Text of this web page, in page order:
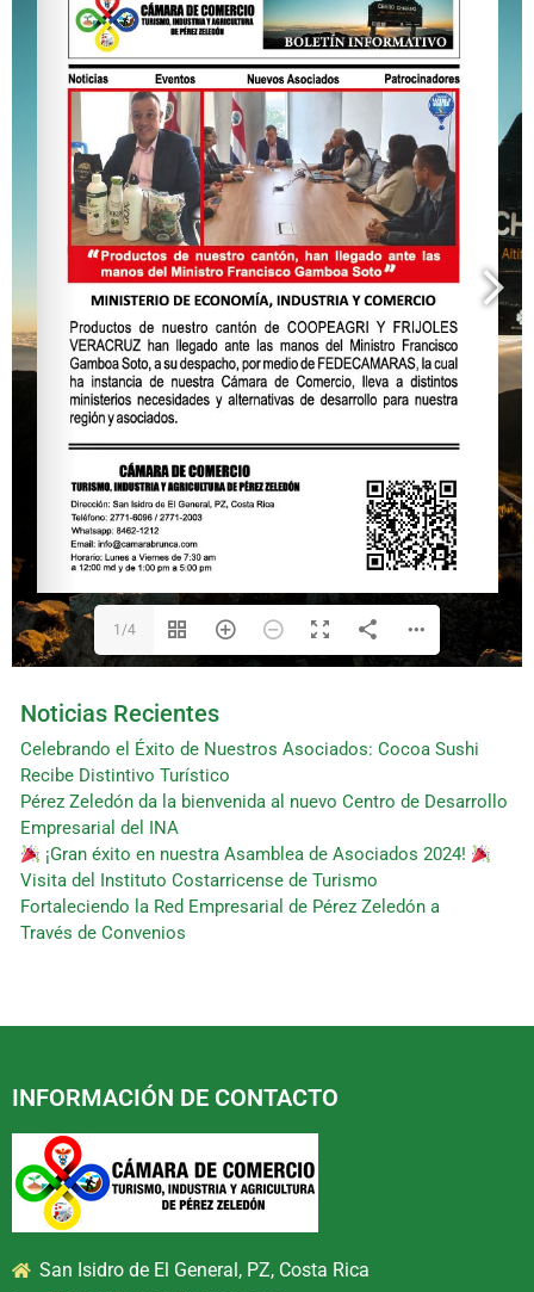
1/4
Noticias Recientes
Celebrando el Éxito de Nuestros Asociados: Cocoa Sushi
Recibe Distintivo Turístico
Pérez Zeledón da la bienvenida al nuevo Centro de Desarrollo
Empresarial del INA
¡Gran éxito en nuestra Asamblea de Asociados 2024!
Visita del Instituto Costarricense de Turismo
Fortaleciendo la Red Empresarial de Pérez Zeledón a
Través de Convenios
INFORMACIÓN DE CONTACTO
San Isidro de El General, PZ, Costa Rica